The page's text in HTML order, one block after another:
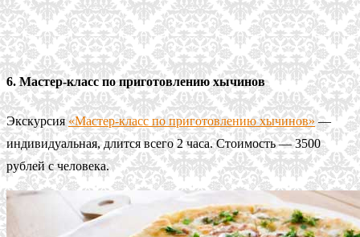
6. Мастер-класс по приготовлению хычинов
Экскурсия«Мастер-класс по приготовлению хычинов»—
индивидуальная, длится всего 2 часа. Стоимость — 3500
рублей с человека.